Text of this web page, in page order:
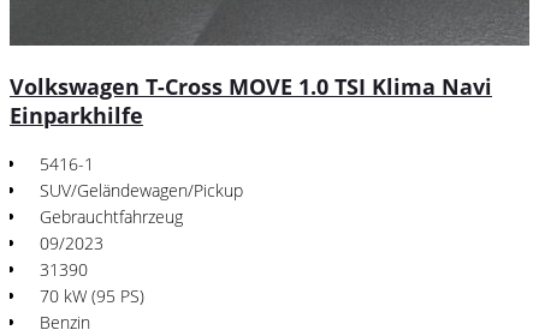
Volkswagen T-Cross MOVE 1.0 TSI Klima Navi
Einparkhilfe
5416-1
SUV/Geländewagen/Pickup
Gebrauchtfahrzeug
09/2023
31390
70 kW (95 PS)
Benzin